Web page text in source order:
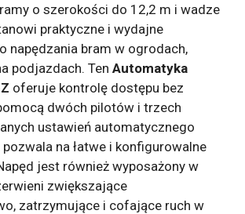
o szerokości do 12,2 m i wadze
praktyczne i wydajne
napędzania bram w ogrodach,
podjazdach. Ten Automatyka
oferuje kontrolę dostępu bez
dwóch pilotów i trzech
ustawień automatycznego
na łatwe i konfigurowalne
jest również wyposażony w
zwiększające
zatrzymujące i cofające ruch w